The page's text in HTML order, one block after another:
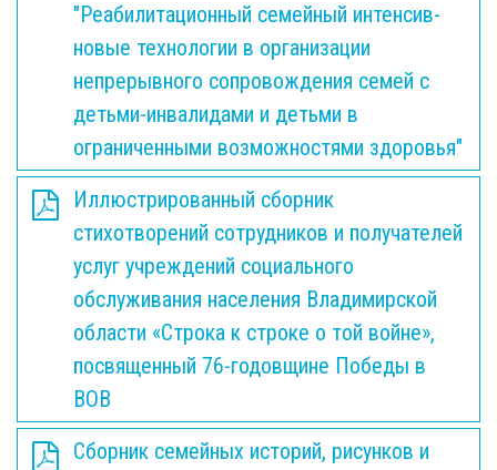
"Реабилитационный семейный интенсив-
новые технологии в организации
непрерывного сопровождения семей с
детьми-инвалидами и детьми в
ограниченными возможностями здоровья"
Иллюстрированный сборник
стихотворений сотрудников и получателей
услуг учреждений социального
обслуживания населения Владимирской
области «Строка к строке о той войне»,
посвященный 76-годовщине Победы в
ВОВ
Сборник семейных историй, рисунков и